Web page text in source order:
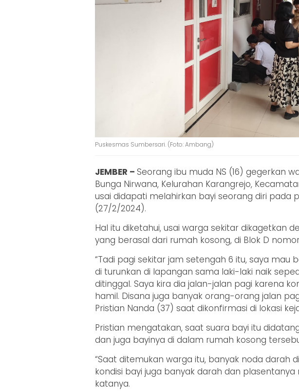
Puskesmas Sumbersari. (Foto: Ambang)
JEMBER – Seorang ibu muda NS (16) gegerkan
Bunga Nirwana, Kelurahan Karangrejo,
usai didapati melahirkan bayi seorang diri pada
(27/2/2024).
Hal itu diketahui, usai warga sekitar dikagetkan
yang berasal dari rumah kosong, di Blok D
“Tadi pagi sekitar jam setengah 6 itu, saya mau
di turunkan di lapangan sama laki-laki naik
ditinggal. Saya kira dia jalan-jalan pagi karena
hamil. Disana juga banyak orang-orang jalan
Pristian Nanda (37) saat dikonfirmasi di lokasi
Pristian mengatakan, saat suara bayi itu
dan juga bayinya di dalam rumah kosong
“Saat ditemukan warga itu, banyak noda darah
kondisi bayi juga banyak darah dan
katanya.